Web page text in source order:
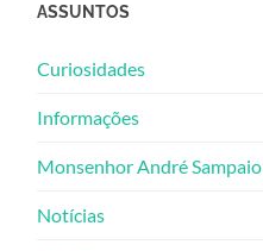
ASSUNTOS
Curiosidades
Informações
Monsenhor André Sampaio
Notícias